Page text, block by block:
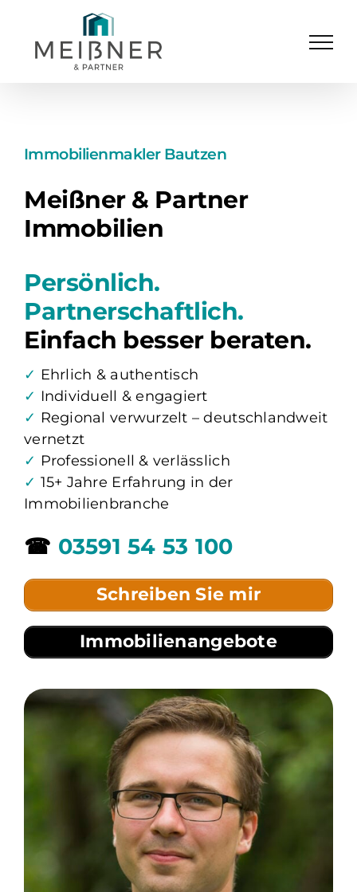
content
Immobilienmakler Bautzen
Meißner & Partner
Immobilien
Persönlich.
Partnerschaftlich.
Einfach besser beraten.
✓ Ehrlich & authentisch
✓ Individuell & engagiert
✓ Regional verwurzelt – deutschlandweit
vernetzt
✓ Professionell & verlässlich
✓ 15+ Jahre Erfahrung in der
Immobilienbranche
☎ 03591 54 53 100
Schreiben Sie mir
Immobilienangebote